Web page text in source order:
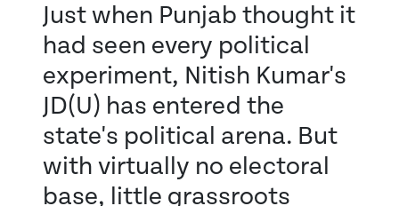
Just when Punjab thought it
had seen every political
experiment, Nitish Kumar's
JD(U) has entered the
state's political arena. But
with virtually no electoral
base, little grassroots